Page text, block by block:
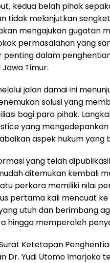
kedua belah pihak
tidak melanjutkan
mengajukan gugatan
permasalahan yang
penting dalam
Timur.
jalan damai ini
solusi yang
bagi para pihak.
yang
aspek hukum yang
yang telah
ditemukan kembali
perkara memiliki nilai
pertama kali mencuat
utuh dan berimbang
hingga memperoleh
Ketetapan
Dr. Yudi Utomo Imarjoko